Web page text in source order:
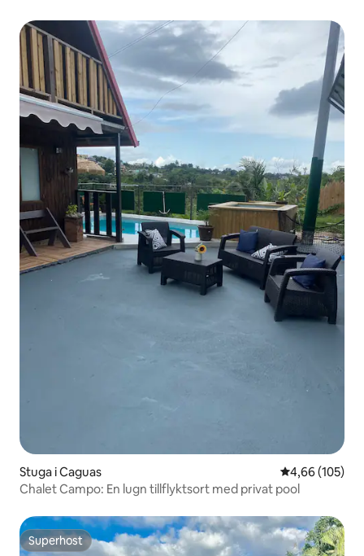
Stuga i Caguas 4,66 av 5 i
4,66 (105)
Chalet Campo: En lugn tillflyktsort med privat pool
Superhost
Superhost